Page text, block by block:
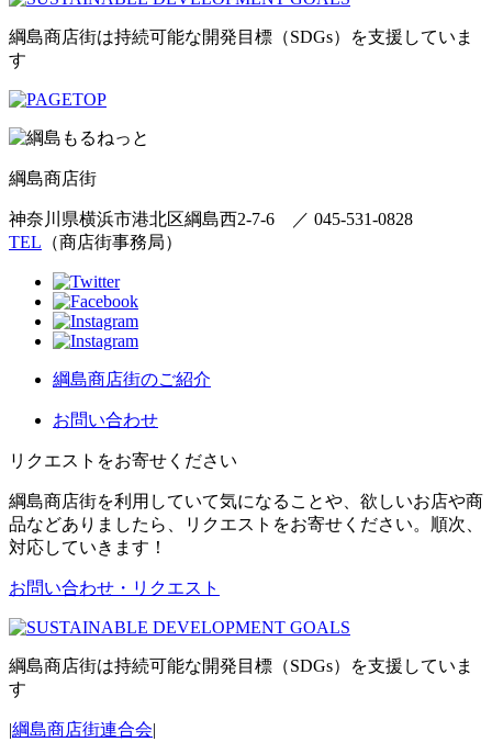
綱島商店街は持続可能な開発目標（SDGs）を支援していま
す
綱島商店街
神奈川県横浜市港北区綱島西2-7-6 ／ 045-531-0828
TEL （商店街事務局）
綱島商店街のご紹介
お問い合わせ
リクエストをお寄せください
綱島商店街を利用していて気になることや、欲しいお店や商
品などありましたら、リクエストをお寄せください。順次、
対応していきます！
お問い合わせ・リクエスト
綱島商店街は持続可能な開発目標（SDGs）を支援していま
す
|綱島商店街連合会|